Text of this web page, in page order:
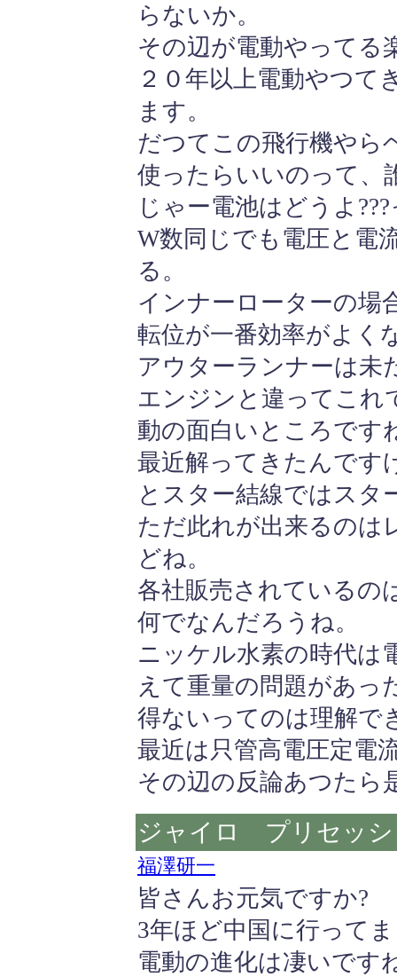
らないか。
その辺が電動やってる
２０年以上電動やつて
ます。
だつてこの飛行機やら
使ったらいいのって、
じゃー電池はどうよ
W数同じでも電圧と電
る。
インナーローターの場
転位が一番効率がよく
アウターランナーは未
エンジンと違ってこれ
動の面白いところです
最近解ってきたんです
とスター結線ではスタ
ただ此れが出来るの
どね。
各社販売されているの
何でなんだろうね。
ニッケル水素の時代は
えて重量の問題があっ
得ないってのは理解で
最近は只管高電圧定電
その辺の反論あつたら
ジャイロ プリセッシ
福澤研一
皆さんお元気ですか?
3年ほど中国に行って
電動の進化は凄いです